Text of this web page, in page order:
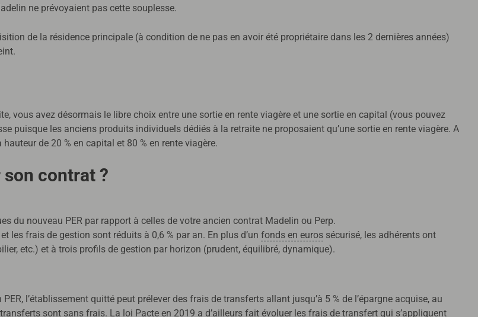
ne prévoyaient pas cette souplesse.
de la résidence principale (à condition de ne pas en avoir été propriétaire dans les 2 dernières années)
vous avez désormais le libre choix entre une sortie en rente viagère et une sortie en capital (vous pouvez
puisque les anciens produits individuels dédiés à la retraite ne proposaient qu’une sortie en rente viagère. A
de 20 % en capital et 80 % en rente viagère.
contrat ?
du nouveau PER par rapport à celles de votre ancien contrat Madelin ou Perp.
et les frais de gestion sont réduits à 0,6 % par an. En plus d’un fonds en euros sécurisé, les adhérents ont
etc.) et à trois profils de gestion par horizon (prudent, équilibré, dynamique).
l’établissement quitté peut prélever des frais de transferts allant jusqu’à 5 % de l’épargne acquise, au
sont sans frais. La loi Pacte en 2019 a d’ailleurs fait évoluer les frais de transfert qui s’appliquent